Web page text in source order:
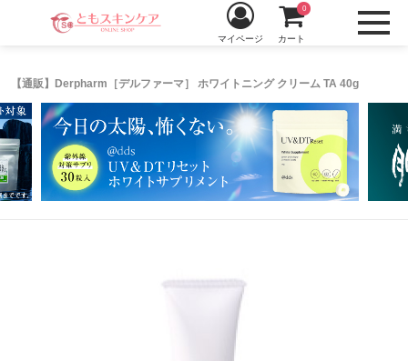
【通販】Derpharm［デルファーマ］ ホワイトニング クリーム TA 40g
マイページ カート
0